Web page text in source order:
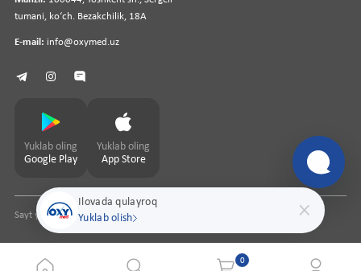
Ilovada qulayroq
Yuklab olish
tumani, koʻch. Bezakchilik, 18A
E-mail: info@oxymed.uz
Yuklab oling
Google Play
Yuklab oling
App Store
Sayt yaratuvchipharmit.uz
0